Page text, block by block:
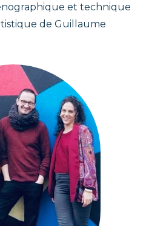
et technique
de Guillaume